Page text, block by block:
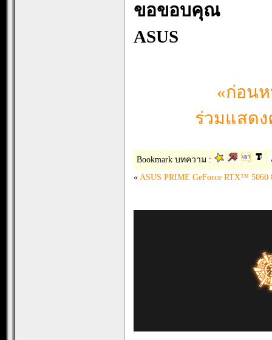
ขอขอบคุณ
ASUS
«ก่อน
ร่วมแสด
Bookmark บทความ :
« ASUS PRIME GeForce RTX™ 5060